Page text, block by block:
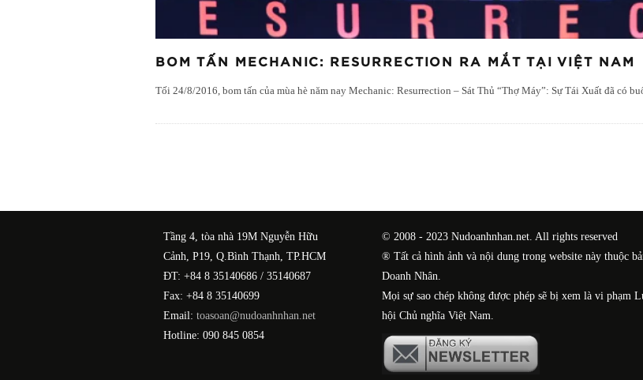
BOM TẤN MECHANIC: RESURRECTION RA MẮT TẠI VIỆT NAM
Tối 24/8/2016, bom tấn của mùa hè năm nay Mechanic: Resurrection – Sát Thủ “Thợ Máy”: Sự Tái Xuất đã có
Tầng 4, tòa nhà 19M Nguyễn Hữu
Cảnh, P19, Q.Bình Thạnh, TP.HCM
ĐT: +84 8 35140686 / 35140687
Fax: +84 8 35140699
Email: toasoan@nudoanhnhan.net
Hotline: 090 845 0854
© 2008 - 2023 Nudoanhnhan.net. All rights reserved
® Tất cả hình ảnh và nội dung trong website này thuộc
Doanh Nhân.
Mọi sự sao chép không được phép sẽ bị xem là vi phạm
hội Chủ nghĩa Việt Nam.